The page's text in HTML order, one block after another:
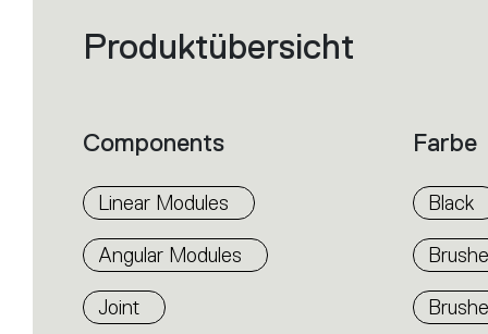
Filters
that
the
the
filters
to
the
desired
Produktübersicht
Components
Linear Modules
Angular Modules
Joint
Farbe
Black